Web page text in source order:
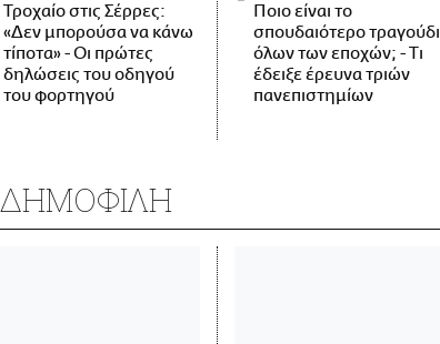
Τροχαίο στις Σέρρες:
«Δεν μπορούσα να κάνω
τίποτα» - Οι πρώτες
δηλώσεις του οδηγού
του φορτηγού
Ποιο είναι το
σπουδαιότερο τραγούδι
όλων των εποχών; - Τι
έδειξε έρευνα τριών
πανεπιστημίων
ΔΗΜΟΦΙΛΗ